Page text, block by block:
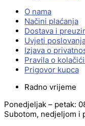
O nama
Načini plaćanja
Dostava i
Uvjeti
Izjava o
Pravila o
Prigovor kupca
Radno vrijeme
Ponedjeljak – petak:
Subotom, nedjeljom i